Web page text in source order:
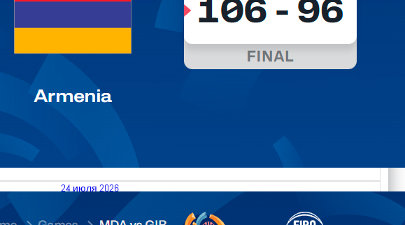
24 июля 2026
25.07.2026 Moldova vs Gibraltar FIBA U18 EuroBasket 2026,